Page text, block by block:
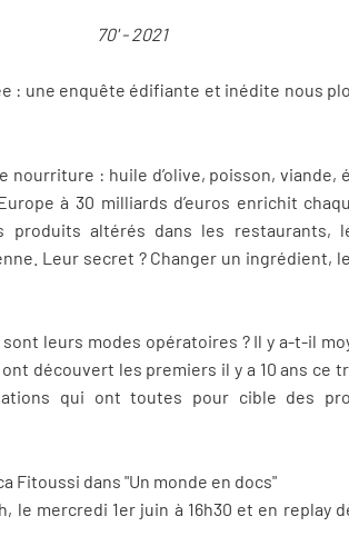
70' - 2021
: une enquête édifiante et inédite nous
: huile d’olive, poisson, viande,
à 30 milliards d’euros enrichit
produits altérés dans les restaurants,
Leur secret ? Changer un ingrédient,
leurs modes opératoires ? Il y a-t-il
découvert les premiers il y a 10 ans ce
qui ont toutes pour cible des
Fitoussi dans "Un monde en docs"
le mercredi 1er juin à 16h30 et en replay